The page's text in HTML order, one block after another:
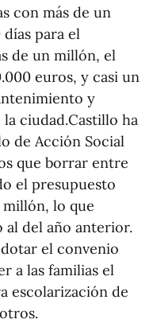
con más de un
para el
de un millón, el
euros, y casi un
y
ciudad.Castillo ha
de Acción Social
que borrar entre
el presupuesto
lo que
al del año anterior.
el convenio
a las familias el
escolarización de